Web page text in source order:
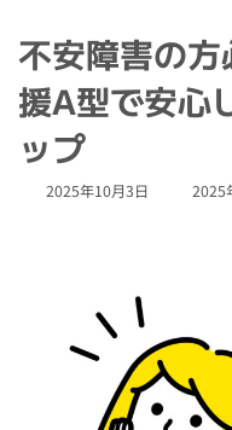
不安障害の
援A型で安心
ップ
2025年10月3日
最
2025